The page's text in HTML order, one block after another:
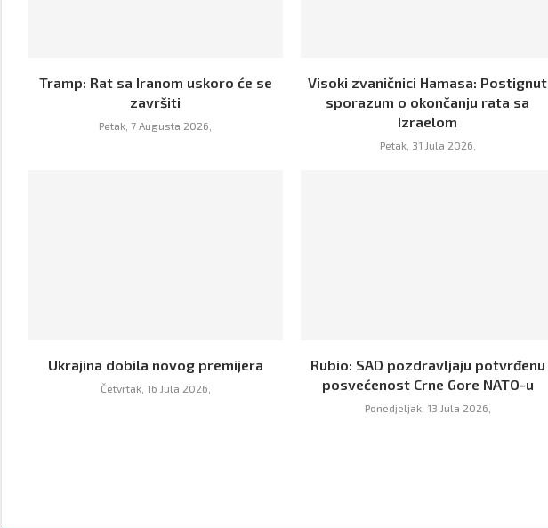
Tramp: Rat sa Iranom uskoro će se
završiti
Petak, 7 Augusta 2026,
Visoki zvaničnici Hamasa: Postignut
sporazum o okončanju rata sa
Izraelom
Petak, 31 Jula 2026,
Ukrajina dobila novog premijera
Četvrtak, 16 Jula 2026,
Rubio: SAD pozdravljaju potvrđenu
posvećenost Crne Gore NATO-u
Ponedjeljak, 13 Jula 2026,